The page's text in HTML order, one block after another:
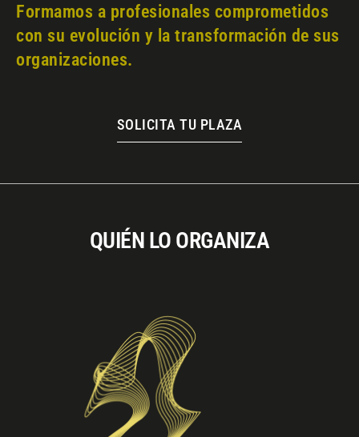
Formamos a profesionales comprometidos
con su evolución y la transformación de sus
organizaciones.
SOLICITA TU PLAZA
QUIÉN LO ORGANIZA